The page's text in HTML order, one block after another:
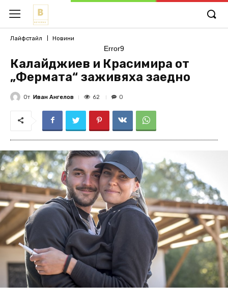
Лайфстайл Новини
Error9
Калайджиев и Красимира от
„Фермата“ заживяха заедно
От Иван Ангелов 62 0